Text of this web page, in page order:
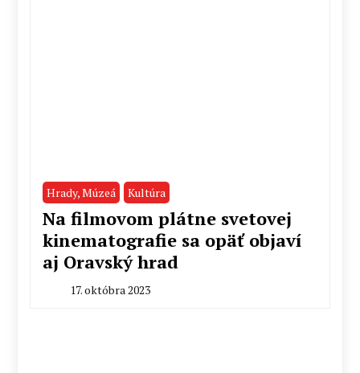
Hrady, Múzeá Kultúra
Na filmovom plátne svetovej
kinematografie sa opäť objaví
aj Oravský hrad
17. októbra 2023